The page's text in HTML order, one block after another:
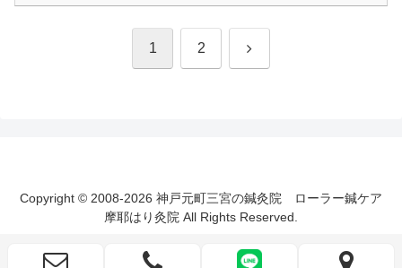
1 2 次
Copyright © 2008-2026 神戸元町三宮の鍼灸院 ローラー鍼ケア
摩耶はり灸院 All Rights Reserved.